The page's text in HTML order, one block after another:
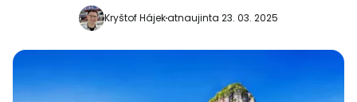
Kryštof Hájekatnaujinta 23. 03. 2025